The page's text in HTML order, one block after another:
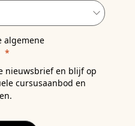
algemene
nieuwsbrief en blijf op
cursusaanbod en